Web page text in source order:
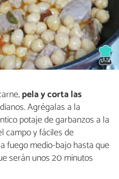
pela y corta las
Agrégalas a la
potaje de garbanzos a la
campo y fáciles de
fuego medio-bajo hasta que
serán unos 20 minutos